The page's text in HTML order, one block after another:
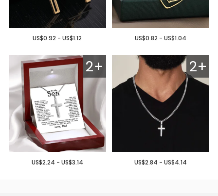
US$0.92 - US$1.12 US$0.82 - US$1.04
2+
US$2.24 - US$3.14
2+
US$2.84 - US$4.14